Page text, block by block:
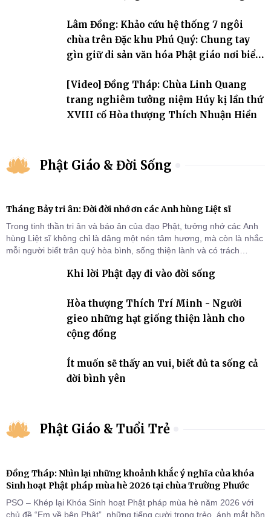
Lâm Đồng: Khảo cứu hệ thống 7 ngôi
chùa trên Đặc khu Phú Quý: Chung tay
gìn giữ di sản văn hóa Phật giáo nơi biển
[Video] Đồng Tháp: Chùa Linh Quang
trang nghiêm tưởng niệm Húy kị lần thứ
XVIII cố Hòa thượng Thích Nhuận Hiền
Phật Giáo & Đời Sống
Tháng Bảy tri ân: Đời đời nhớ ơn các Anh hùng Liệt sĩ
Trong tinh thần tri ân và báo ân của đạo Phật, tưởng nhớ các Anh
hùng Liệt sĩ không chỉ là dâng một nén tâm hương, mà còn là nhắc
mỗi người biết trân quý hòa bình, sống thiện lành và có trách
Khi lời Phật dạy đi vào đời sống
Hòa thượng Thích Trí Minh - Người
gieo những hạt giống thiện lành cho
cộng đồng
Ít muốn sẽ thấy an vui, biết đủ ta sống cả
đời bình yên
Phật Giáo & Tuổi Trẻ
Đồng Tháp: Nhìn lại những khoảnh khắc ý nghĩa của khóa
Sinh hoạt Phật pháp mùa hè 2026 tại chùa Trường Phước
PSO – Khép lại Khóa Sinh hoạt Phật pháp mùa hè năm 2026 với
chủ đề “Em về bên Phật”, những tiếng cười trong trẻo, ánh mắt hồn